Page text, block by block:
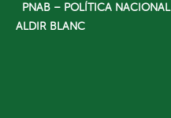
PNAB – POLÍTICA NACIONAL
ALDIR BLANC